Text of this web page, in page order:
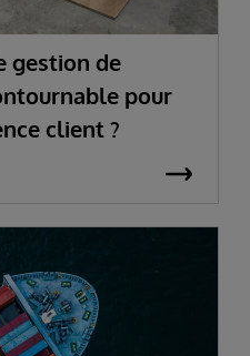
gestion de
pour
client ?